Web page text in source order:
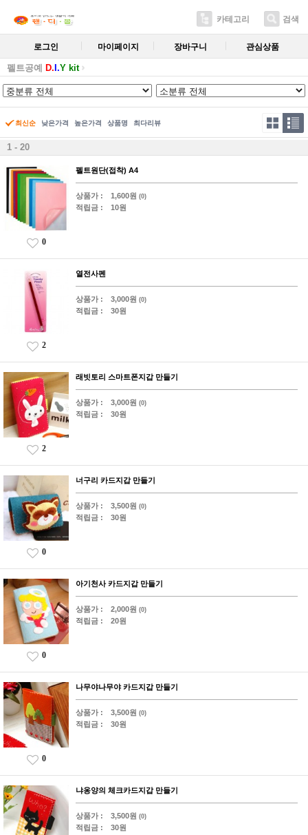
카테고리 검색
로그인 마이페이지 장바구니 관심상품
펠트공예 D. I.Y kit
최신순 낮은가격 높은가격 상품명 최다리뷰
1 - 20
펠트원단(접착) A4
상품가 : 1,600원 (0)
적립금 : 10원
0
열전사펜
상품가 : 3,000원 (0)
적립금 : 30원
2
래빗토리 스마트폰지갑 만들기
상품가 : 3,000원 (0)
적립금 : 30원
2
너구리 카드지갑 만들기
상품가 : 3,500원 (0)
적립금 : 30원
0
아기천사 카드지갑 만들기
상품가 : 2,000원 (0)
적립금 : 20원
0
나무야나무야 카드지갑 만들기
상품가 : 3,500원 (0)
적립금 : 30원
0
냐옹양의 체크카드지갑 만들기
상품가 : 3,500원 (0)
적립금 : 30원